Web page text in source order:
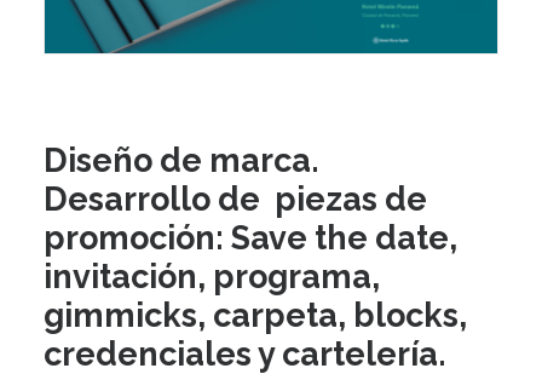
Diseño de marca.
Desarrollo de piezas de
promoción: Save the date,
invitación, programa,
gimmicks, carpeta, blocks,
credenciales y cartelería.